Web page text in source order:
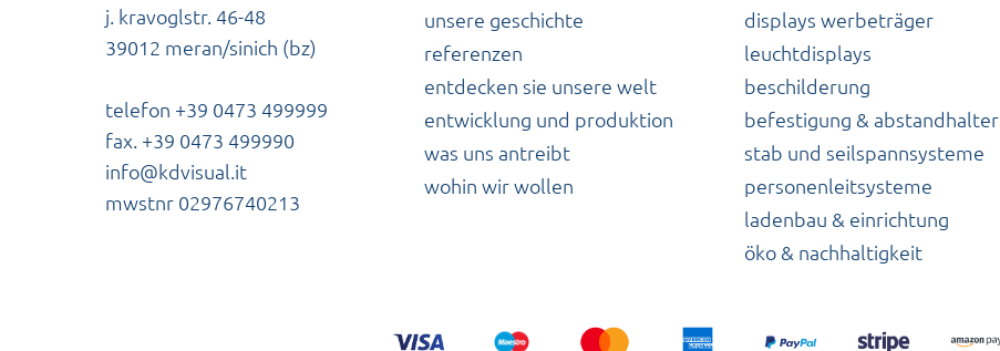
j. kravoglstr. 46-48
39012 meran/sinich (bz)
telefon +39 0473 499999
fax. +39 0473 499990
info@kdvisual.it
mwstnr 02976740213
unsere geschichte
referenzen
entdecken sie unsere welt
entwicklung und produktion
was uns antreibt
wohin wir wollen
displays werbeträger
leuchtdisplays
beschilderung
befestigung & abstandhalter
stab und seilspannsysteme
personenleitsysteme
ladenbau & einrichtung
öko & nachhaltigkeit